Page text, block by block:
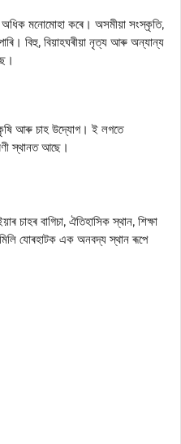
অধিক মনোমোহা কৰে। অসমীয়া সংস্কৃতি,
বিহু, বিয়াহঘৰীয়া নৃত্য আৰু অন্যান্য
কৃষি আৰু চাহ উদ্যোগ। ই লগতে
স্থানত আছে।
বাগিচা, ঐতিহাসিক স্থান, শিক্ষা
যোৰহাটক এক অনবদ্য স্থান ৰূপে